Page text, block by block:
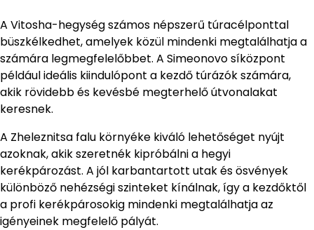
A Vitosha-hegység számos népszerű túracélponttal
büszkélkedhet, amelyek közül mindenki megtalálhatja a
számára legmegfelelőbbet. A Simeonovo síközpont
például ideális kiindulópont a kezdő túrázók számára,
akik rövidebb és kevésbé megterhelő útvonalakat
keresnek.
A Zheleznitsa falu környéke kiváló lehetőséget nyújt
azoknak, akik szeretnék kipróbálni a hegyi
kerékpározást. A jól karbantartott utak és ösvények
különböző nehézségi szinteket kínálnak, így a kezdőktől
a profi kerékpárosokig mindenki megtalálhatja az
igényeinek megfelelő pályát.